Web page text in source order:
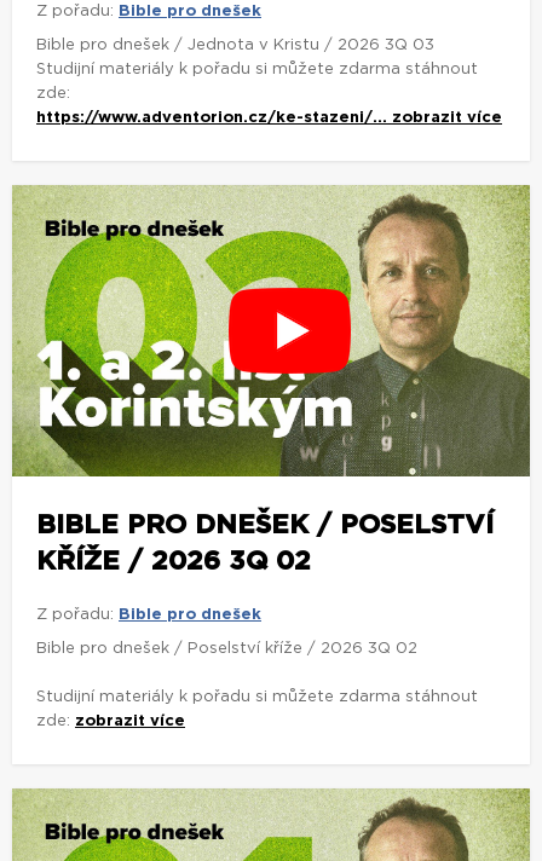
Z pořadu: Bible pro dnešek
Bible pro dnešek / Jednota v Kristu / 2026 3Q 03
Studijní materiály k pořadu si můžete zdarma stáhnout
zde:
https://www.adventorion.cz/ke-stazeni/... zobrazit více
BIBLE PRO DNEŠEK / POSELSTVÍ
KŘÍŽE / 2026 3Q 02
Z pořadu: Bible pro dnešek
Bible pro dnešek / Poselství kříže / 2026 3Q 02
Studijní materiály k pořadu si můžete zdarma stáhnout
zde: zobrazit více